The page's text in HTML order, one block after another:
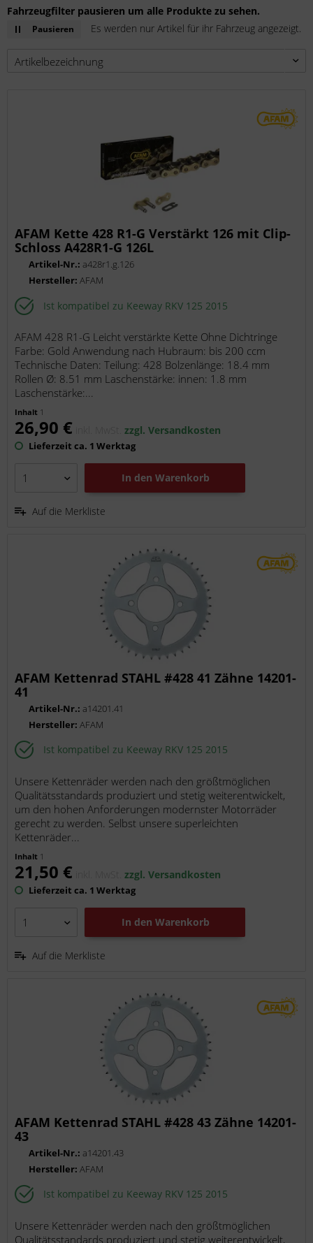
Fahrzeugfilter pausieren um alle Produkte zu sehen.
Pausieren Es werden nur Artikel für ihr Fahrzeug angezeigt.
AFAM Kette 428 R1-G Verstärkt 126 mit Clip-
Schloss A428R1-G 126L
Artikel-Nr.: a428r1.g.126
Hersteller:AFAM
Ist kompatibel zu Keeway RKV 125 2015
AFAM 428 R1-G Leicht verstärkte Kette Ohne Dichtringe
Farbe: Gold Anwendung nach Hubraum: bis 200 ccm
Technische Daten: Teilung: 428 Bolzenlänge: 18.4 mm
Rollen Ø: 8.51 mm Laschenstärke: innen: 1.8 mm
Laschenstärke:...
Inhalt 1
26,90 € inkl. MwSt.zzgl. Versandkosten
Lieferzeit ca. 1 Werktag
In den Warenkorb
Auf die Merkliste
AFAM Kettenrad STAHL #428 41 Zähne 14201-
41
Artikel-Nr.: a14201.41
Hersteller:AFAM
Ist kompatibel zu Keeway RKV 125 2015
Unsere Kettenräder werden nach den größtmöglichen
Qualitätsstandards produziert und stetig weiterentwickelt,
um den hohen Anforderungen modernster Motorräder
gerecht zu werden. Selbst unsere superleichten
Kettenräder...
Inhalt 1
21,50 € inkl. MwSt.zzgl. Versandkosten
Lieferzeit ca. 1 Werktag
In den Warenkorb
Auf die Merkliste
AFAM Kettenrad STAHL #428 43 Zähne 14201-
43
Artikel-Nr.: a14201.43
Hersteller:AFAM
Ist kompatibel zu Keeway RKV 125 2015
Unsere Kettenräder werden nach den größtmöglichen
Qualitätsstandards produziert und stetig weiterentwickelt,